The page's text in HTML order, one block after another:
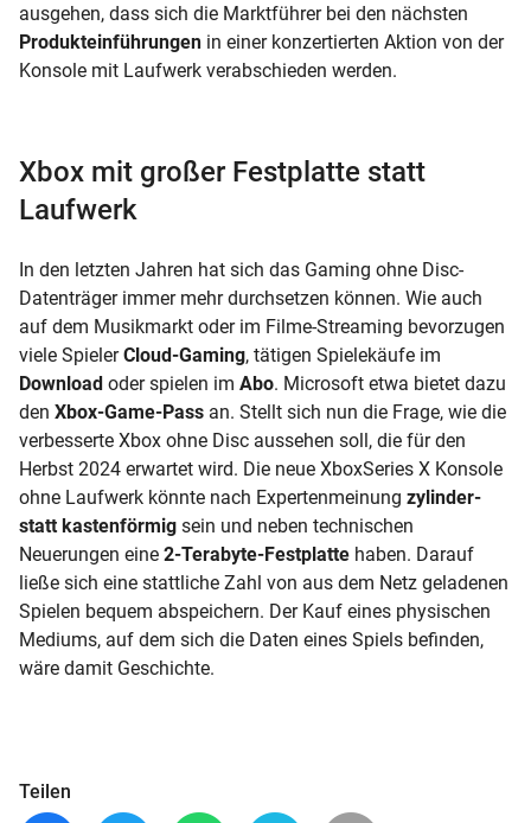
ausgehen, dass sich die Marktführer bei den nächsten
Produkteinführungen in einer konzertierten Aktion von der
Konsole mit Laufwerk verabschieden werden.
Xbox mit großer Festplatte statt
Laufwerk
In den letzten Jahren hat sich das Gaming ohne Disc-
Datenträger immer mehr durchsetzen können. Wie auch
auf dem Musikmarkt oder im Filme-Streaming bevorzugen
viele SpielerCloud-Gaming, tätigen Spielekäufe im
Download oder spielen im Abo. Microsoft etwa bietet dazu
den Xbox-Game-Pass an. Stellt sich nun die Frage, wie die
verbesserte Xbox ohne Disc aussehen soll, die für den
Herbst 2024 erwartet wird. Die neue XboxSeries X Konsole
ohne Laufwerk könnte nach Expertenmeinung zylinder-
statt kastenförmig sein und neben technischen
Neuerungen eine 2-Terabyte-Festplatte haben. Darauf
ließe sich eine stattliche Zahl von aus dem Netz geladenen
Spielen bequem abspeichern. Der Kauf eines physischen
Mediums, auf dem sich die Daten eines Spiels befinden,
wäre damit Geschichte.
Teilen